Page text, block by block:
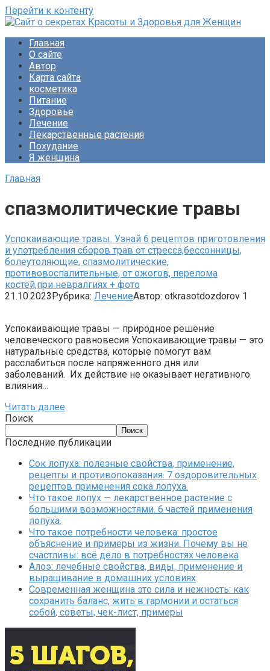
Перейти к контенту
Раскройте тайны ухода за собой, питания и народной
медицины. Советы по похудению и обретению женского
счастья. Будьте прекрасны!
Главная
О сайте
Автор
Карта сайта
косметика
Питание
Здоровье
Лечение
Лекарственные растения
Похудание
Я женщина
Главная
спазмолитические травы
Успокаивающие травы. Узнай 6 рецептов приготовления
и употребления сборов трав от стресса,бессонницы,
болеутоляющие, спазмолитические,
противовоспалительные, от ожогов, перелома
костей,при невралгиях + фото
21.10.2023Рубрика: ЛечениеАвтор: otkrasotdozdorov 1
Успокаивающие травы — природное решение
человеческого равновесия Успокаивающие травы — это
натуральные средства, которые помогут вам
расслабиться после напряженного дня или
заболеваний. Их действие не оказывает негативного
влияния…
Читать далее
Поиск
Поиск
Последние публикации
Сок лопуха: полезные свойства, применение,
рецепты и противопоказания. 7 оздоровительных
рецептов применения сока лопуха.
Что такое лопух — лекарственное растение с
большими возможностями. 6 частей применения
лопуха.
Что такое потребности человека: простое
объяснение и примеры из жизни. Почему вы не
счастливы: всё дело в потребностях человека
Алоэ: лечебные свойства, виды, применение и
выращивание в домашних условиях
Современная женщина это сила и нежность: как
сохранить баланс, жить в гармонии и остаться
собой, советы, чек-лист, примеры